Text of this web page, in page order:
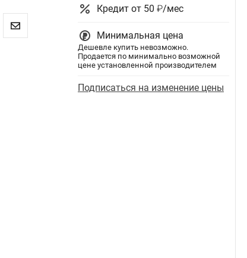
Кредит от 50 ₽/мес
Минимальная цена
Дешевле купить невозможно.
Продается по минимально возможной
цене установленной производителем
Подписаться на изменение цены